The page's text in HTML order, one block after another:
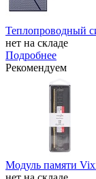
Теплопроводный
нет на складе
Подробнее
Рекомендуем
Модуль памяти